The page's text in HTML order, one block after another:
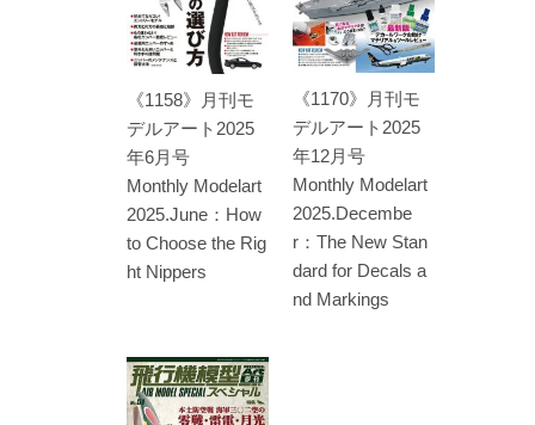
《1158》月刊モ
デルアート2025
年6月号
Monthly Modelart
2025.June：How
to Choose the Rig
ht Nippers
《1170》月刊モ
デルアート2025
年12月号
Monthly Modelart
2025.Decembe
r：The New Stan
dard for Decals a
nd Markings